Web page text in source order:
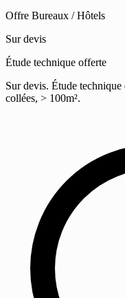
Offre Bureaux / Hôtels
Sur devis
Étude technique offerte
Sur devis. Étude
collées, > 100m².